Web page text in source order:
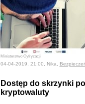
Ministerstwo Cyfryzacji
04-04-2019, 21:00, Nika,
Dostęp do skrzynki
kryptowaluty